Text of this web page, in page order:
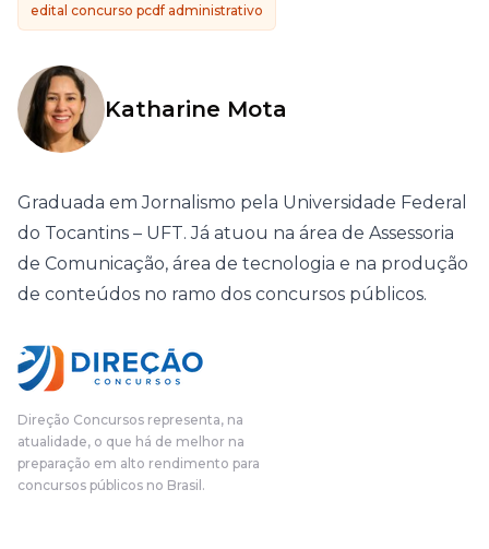
edital concurso pcdf administrativo
Katharine Mota
Graduada em Jornalismo pela Universidade Federal
do Tocantins – UFT. Já atuou na área de Assessoria
de Comunicação, área de tecnologia e na produção
de conteúdos no ramo dos concursos públicos.
Direção Concursos representa, na
atualidade, o que há de melhor na
preparação em alto rendimento para
concursos públicos no Brasil.